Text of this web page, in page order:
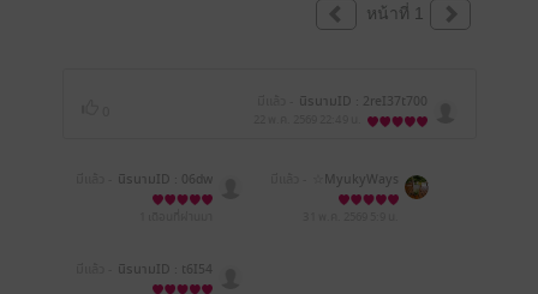
หน้าที่ 1
นิรนามID : 2reI37t700
นิรนามID : 06dw
20R638
☆MyukyWays
☆2773
นิรนามID : t6I54
0a449